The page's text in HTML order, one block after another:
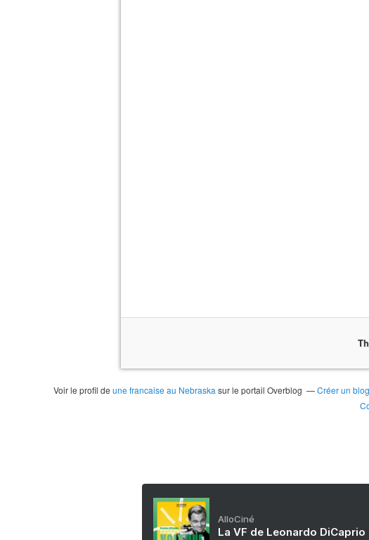
Voir le profil de une francaise au Nebraska sur le portail Overblog Créer un
AlloCiné
La VF de Leonardo